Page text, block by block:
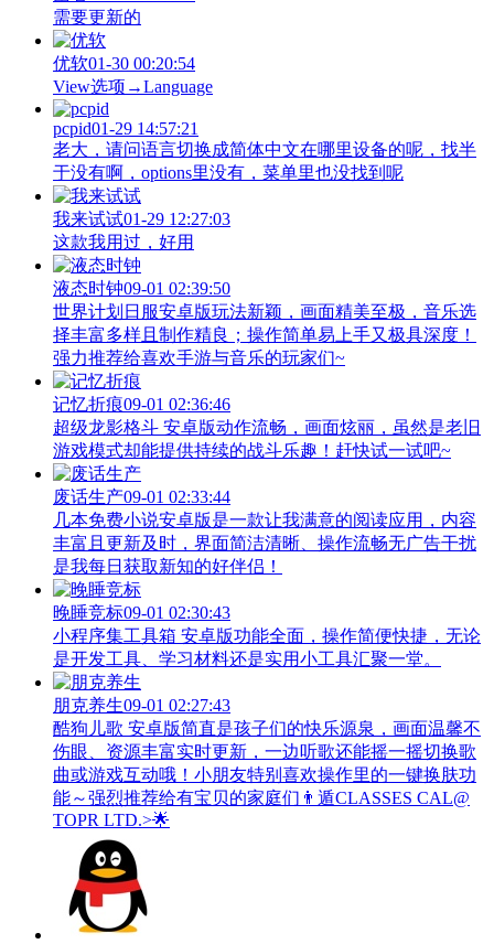
需要更新的
优软01-30 00:20:54
View‌选项→Language
pcpid01-29 14:57:21
老大，请问语言切换成简体中文在哪里设备的呢，找半
于没有啊，options里没有，菜单里也没找到呢
我来试试01-29 12:27:03
这款我用过，好用
液态时钟09-01 02:39:50
世界计划日服安卓版玩法新颖，画面精美至极，音乐选
择丰富多样且制作精良；操作简单易上手又极具深度！
强力推荐给喜欢手游与音乐的玩家们~
记忆折痕09-01 02:36:46
超级龙影格斗 安卓版动作流畅，画面炫丽，虽然是老旧
游戏模式却能提供持续的战斗乐趣！赶快试一试吧~
废话生产09-01 02:33:44
几本免费小说安卓版是一款让我满意的阅读应用，内容
丰富且更新及时，界面简洁清晰、操作流畅无广告干扰
是我每日获取新知的好伴侣！
晚睡竞标09-01 02:30:43
小程序集工具箱 安卓版功能全面，操作简便快捷，无论
是开发工具、学习材料还是实用小工具汇聚一堂。
朋克养生09-01 02:27:43
酷狗儿歌 安卓版简直是孩子们的快乐源泉，画面温馨不
伤眼、资源丰富实时更新，一边听歌还能摇一摇切换歌
曲或游戏互动哦！小朋友特别喜欢操作里的一键换肤功
能～强烈推荐给有宝贝的家庭们👨‍遁️CLASSES CAL@
TOPR LTD.>🌟